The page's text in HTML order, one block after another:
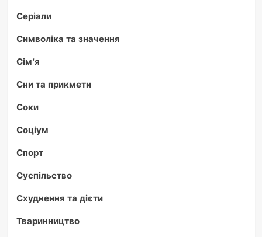
Серіали
Символіка та значення
Сім'я
Сни та прикмети
Соки
Соціум
Спорт
Суспільство
Схуднення та дієти
Тваринництво